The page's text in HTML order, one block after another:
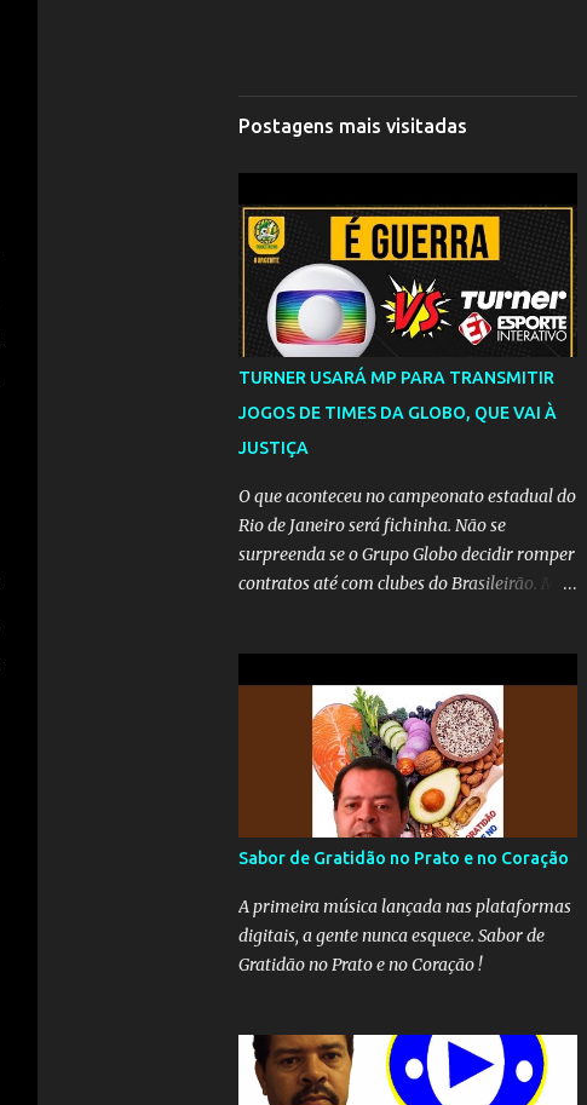
Postagens mais visitadas
TURNER USARÁ MP PARA TRANSMITIR
JOGOS DE TIMES DA GLOBO, QUE VAI À
JUSTIÇA
O que aconteceu no campeonato estadual do
Rio de Janeiro será fichinha. Não se
surpreenda se o Grupo Globo decidir romper
contratos até com clubes do Brasileirão. Mas
Sabor de Gratidão no Prato e no Coração
A primeira música lançada nas plataformas
digitais, a gente nunca esquece. Sabor de
Gratidão no Prato e no Coração !